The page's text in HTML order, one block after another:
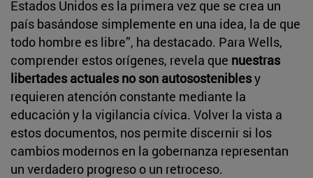
Estados Unidos es la primera vez que se crea un
país basándose simplemente en una idea, la de que
todo hombre es libre”, ha destacado. Para Wells,
comprender estos orígenes, revela que nuestras
libertades actuales no son autososteniblesy
requieren atención constante mediante la
educación y la vigilancia cívica. Volver la vista a
estos documentos, nos permite discernir si los
cambios modernos en la gobernanza representan
un verdadero progreso o un retroceso.